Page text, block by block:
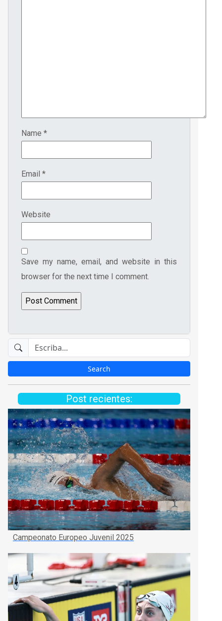
Name *
Email *
Website
Save my name, email, and website in this
browser for the next time I comment.
Post recientes:
Campeonato Europeo Juvenil 2025